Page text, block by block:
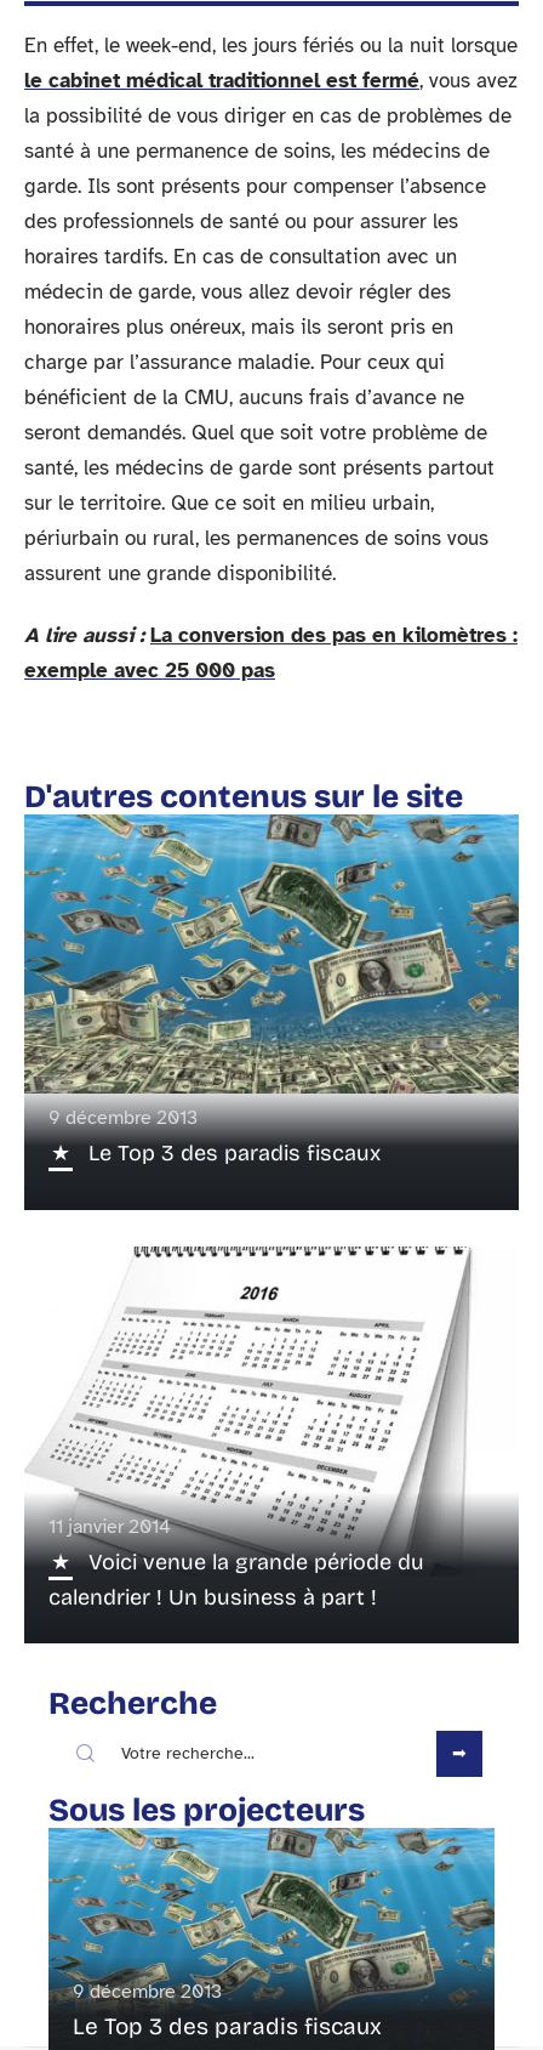
En effet, le week-end, les jours fériés ou la nuit lorsque
le cabinet médical traditionnel est fermé, vous avez
la possibilité de vous diriger en cas de problèmes de
santé à une permanence de soins, les médecins de
garde. Ils sont présents pour compenser l’absence
des professionnels de santé ou pour assurer les
horaires tardifs. En cas de consultation avec un
médecin de garde, vous allez devoir régler des
honoraires plus onéreux, mais ils seront pris en
charge par l’assurance maladie. Pour ceux qui
bénéficient de la CMU, aucuns frais d’avance ne
seront demandés. Quel que soit votre problème de
santé, les médecins de garde sont présents partout
sur le territoire. Que ce soit en milieu urbain,
périurbain ou rural, les permanences de soins vous
assurent une grande disponibilité.
A lire aussi : La conversion des pas en kilomètres :
exemple avec 25 000 pas
D'autres contenus sur le site
9 décembre 2013
Le Top 3 des paradis fiscaux
11 janvier 2014
Voici venue la grande période du
calendrier ! Un business à part !
Recherche
Sous les projecteurs
9 décembre 2013
Le Top 3 des paradis fiscaux